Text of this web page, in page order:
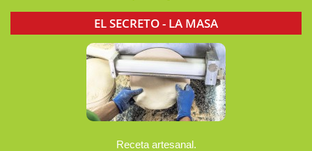
EL SECRETO - LA MASA
Receta artesanal.